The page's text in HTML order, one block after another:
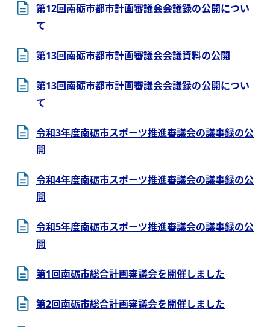
第12回南砺市都市計画審議会会議録の公開につい
て
第13回南砺市都市計画審議会会議資料の公開
第13回南砺市都市計画審議会会議録の公開につい
て
令和3年度南砺市スポーツ推進審議会の議事録の公
開
令和4年度南砺市スポーツ推進審議会の議事録の公
開
令和5年度南砺市スポーツ推進審議会の議事録の公
開
第1回南砺市総合計画審議会を開催しました
第2回南砺市総合計画審議会を開催しました